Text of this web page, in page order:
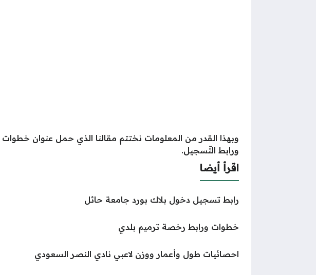
وبهذا القدر من المعلومات نختتم مقالنا الذي حمل عنوان خطوات
ورابط التّسجيل.
اقرأ أيضا
رابط تسجيل دخول بلاك بورد جامعة حائل
خطوات ورابط رخصة ترميم بلدي
احصائيات طول وأعمار ووزن لاعبي نادي النصر السعودي